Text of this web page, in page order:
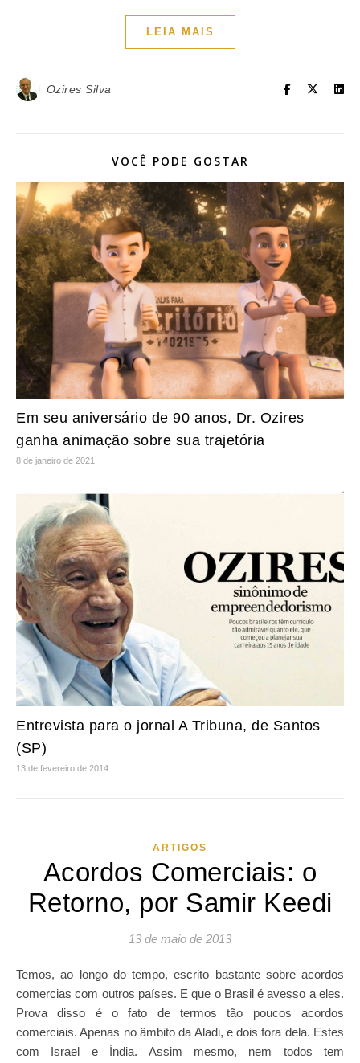
LEIA MAIS
Ozires Silva
VOCÊ PODE GOSTAR
Em seu aniversário de 90 anos, Dr. Ozires
ganha animação sobre sua trajetória
8 de janeiro de 2021
Entrevista para o jornal A Tribuna, de Santos
(SP)
13 de fevereiro de 2014
ARTIGOS
Acordos Comerciais: o
Retorno, por Samir Keedi
13 de maio de 2013
Temos, ao longo do tempo, escrito bastante sobre acordos
comercias com outros países. E que o Brasil é avesso a eles.
Prova disso é o fato de termos tão poucos acordos
comerciais. Apenas no âmbito da Aladi, e dois fora dela. Estes
com Israel e Índia. Assim mesmo, nem todos tem